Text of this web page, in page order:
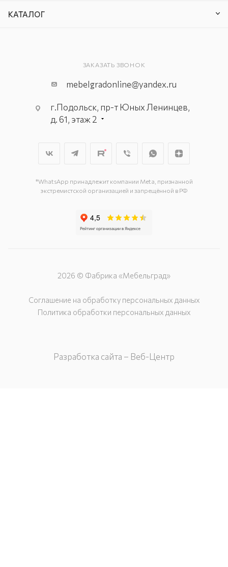
КАТАЛОГ
ЗАКАЗАТЬ ЗВОНОК
mebelgradonline@yandex.ru
г.Подольск, пр-т Юных Ленинцев,
д. 61, этаж 2
г. Подольск, ул. Станционная, д. 11
*WhatsApp принадлежит компании Meta, признанной
экстремистской организацией и запрещённой в РФ
2026 © Фабрика «Мебельград»
Соглашение на обработку персональных данных
Политика обработки персональных данных
Разработка сайта – Веб-Центр